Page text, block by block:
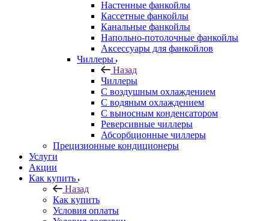
Настенные фанкойлы
Кассетные фанкойлы
Канальные фанкойлы
Напольно-потолочные фанкойлы
Аксессуары для фанкойлов
Чиллеры
Назад
Чиллеры
С воздушным охлаждением
С водяным охлаждением
С выносным конденсатором
Реверсивные чиллеры
Абсорбционные чиллеры
Прецизионные кондиционеры
Услуги
Акции
Как купить
Назад
Как купить
Условия оплаты